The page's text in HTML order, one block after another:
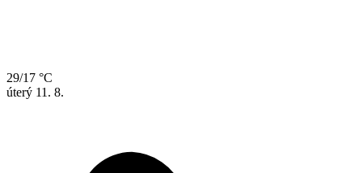
29/17 °C
úterý 11. 8.